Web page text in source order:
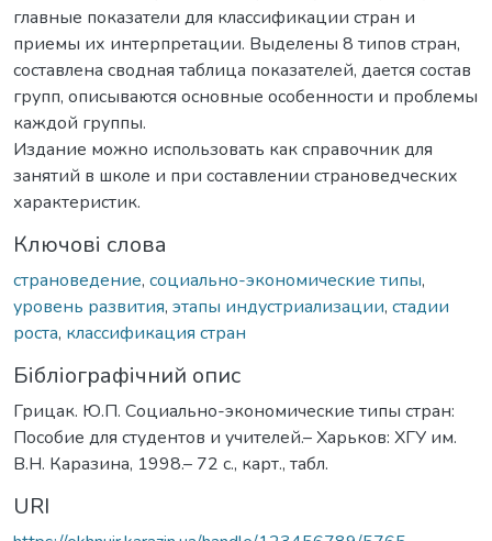
главные показатели для классификации стран и
приемы их интерпретации. Выделены 8 типов стран,
составлена сводная таблица показателей, дается состав
групп, описываются основные особенности и проблемы
каждой группы.
Издание можно использовать как справочник для
занятий в школе и при составлении страноведческих
характеристик.
Ключові слова
страноведение, социально-экономические типы,
уровень развития, этапы индустриализации, стадии
роста, классификация стран
Бібліографічний опис
Грицак. Ю.П. Социально-экономические типы стран:
Пособие для студентов и учителей.– Харьков: ХГУ им.
В.Н. Каразина, 1998.– 72 с., карт., табл.
URI